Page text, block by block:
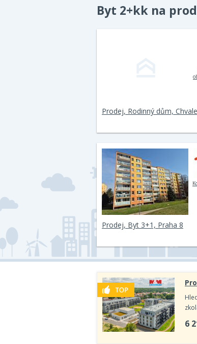
Byt 2+kk na
Prodej, Rodinný dům,
Prodej, Byt 3+1, Praha 8
6